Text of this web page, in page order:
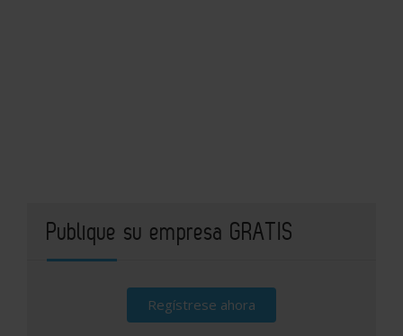
Publique su empresa GRATIS
Regístrese ahora